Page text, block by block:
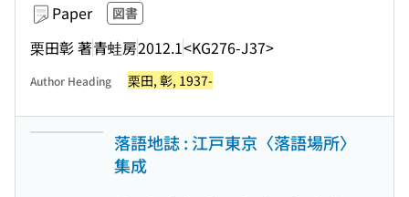
Paper 図書
栗田彰 著青蛙房2012.1<KG276-J37>
Author Heading 栗田, 彰, 1937-
落語地誌 : 江戸東京〈落語場所〉
集成